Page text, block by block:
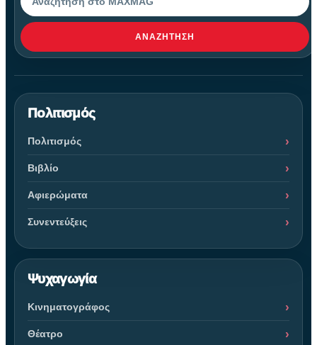
ΑΝΑΖΉΤΗΣΗ
Πολιτισμός
Πολιτισμός
Βιβλίο
Αφιερώματα
Συνεντεύξεις
Ψυχαγωγία
Κινηματογράφος
Θέατρο